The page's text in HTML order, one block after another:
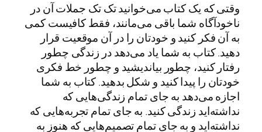
وقتی که یک کتاب می‌خوانید تک تک جملات آن در
ناخودآگاه شما باقی می‌مانند، فقط کافیست کمی
به آن فکر کنید و خودتان را در آن موقعیت قرار
دهید. کتاب به شما یاد می‌دهد در زندگی چطور
رفتار کنید، چطور بیاندیشید و چطور خط فکری
خودتان را پیدا کنید و شکل بدهید. کتاب به شما
اجازه می‌دهد به جای تمام زندگی‌هایی که
نداشته‌اید زندگی کنید. به جای تمام تجربه‌هایی که
نداشته‌اید و به جای تمام تصمیم‌هایی که هنوز به